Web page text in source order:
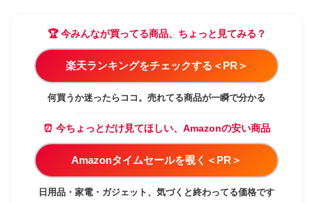
🏆 今みんなが買ってる商品、ちょっと見てみる？
楽天ランキングをチェックする＜PR＞
何買うか迷ったらココ。売れてる商品が一瞬で分かる
⏰ 今ちょっとだけ見てほしい、Amazonの安い商品
Amazonタイムセールを覗く＜PR＞
日用品・家電・ガジェット、気づくと終わってる価格です